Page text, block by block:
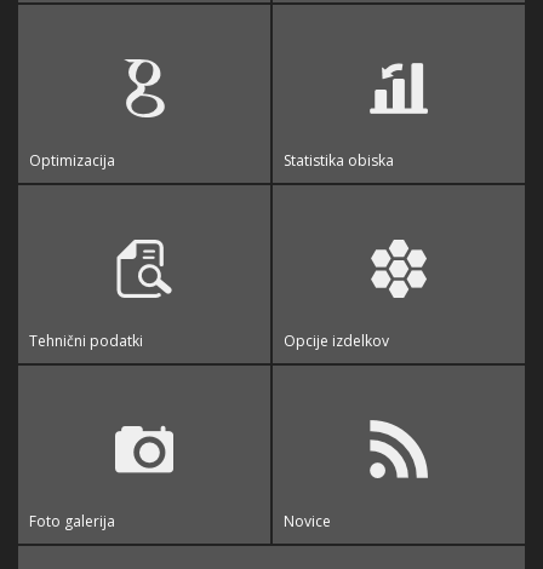
Optimizacija Statistika obiska
Tehnični podatki Opcije izdelkov
Foto galerija Novice